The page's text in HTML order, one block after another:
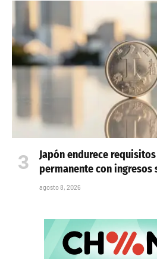
Japón endurece
permanente con
agosto 8, 2026